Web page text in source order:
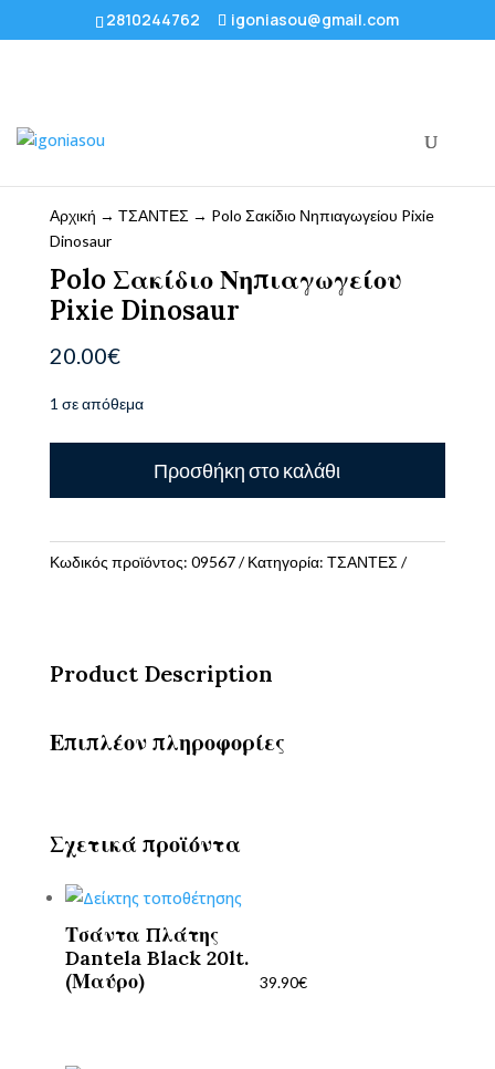
2810244762 igoniasou@gmail.com
Αρχική → ΤΣΑΝΤΕΣ → Polo Σακίδιο Νηπιαγωγείου Pixie
Dinosaur
Polo Σακίδιο Νηπιαγωγείου
Pixie Dinosaur
20.00€
1 σε απόθεμα
Νηπιαγωγείου
Dinosaur
Προσθήκη στο καλάθι
Κωδικός προϊόντος: 09567 Κατηγορία: ΤΣΑΝΤΕΣ
Product Description
Επιπλέον πληροφορίες
Σχετικά προϊόντα
Τσάντα Πλάτης
Dantela Black 20lt.
(Μαύρο)
39.90€